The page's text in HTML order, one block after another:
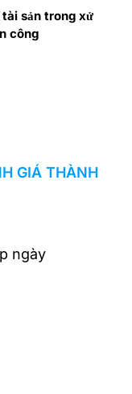
sản trong xử
công
GIÁ THÀNH
ngày